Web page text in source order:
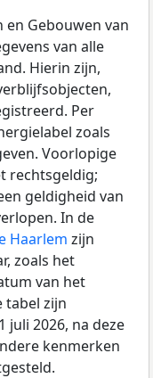
en Gebouwen van
van alle
Hierin zijn,
Per
zoals
Voorlopige
rechtsgeldig;
geldigheid van
In de
Haarlem zijn
zoals het
van het
tabel zijn
juli 2026, na deze
kenmerken